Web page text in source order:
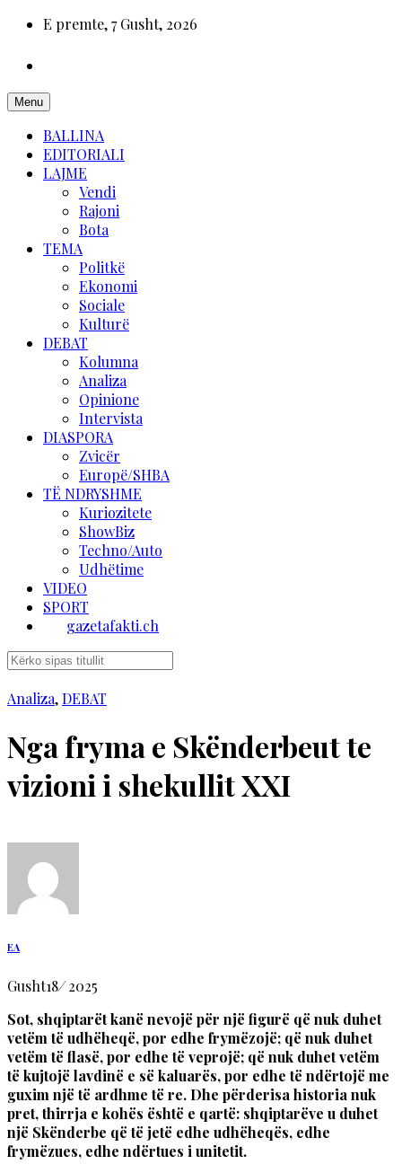
E premte, 7 Gusht, 2026
Menu
BALLINA
EDITORIALI
LAJME
Vendi
Rajoni
Bota
TEMA
Politkë
Ekonomi
Sociale
Kulturë
DEBAT
Kolumna
Analiza
Opinione
Intervista
DIASPORA
Zvicër
Europë/SHBA
TË NDRYSHME
Kuriozitete
ShowBiz
Techno/Auto
Udhëtime
VIDEO
SPORT
gazetafakti.ch
Analiza,DEBAT
Nga fryma e Skënderbeut te
vizioni i shekullit XXI
EA
Gusht18/2025
Sot, shqiptarët kanë nevojë për një figurë që nuk duhet
vetëm të udhëheqë, por edhe frymëzojë; që nuk duhet
vetëm të flasë, por edhe të veprojë; që nuk duhet vetëm
të kujtojë lavdinë e së kaluarës, por edhe të ndërtojë me
guxim një të ardhme të re. Dhe përderisa historia nuk
pret, thirrja e kohës është e qartë: shqiptarëve u duhet
një Skënderbe që të jetë edhe udhëheqës, edhe
frymëzues, edhe ndërtues i unitetit.